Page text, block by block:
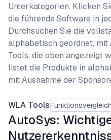
Unterkategorien. Klicken
die führende Software in
Durchsuchen Sie die
alphabetisch geordnet, mit
Tools, die oben angezeigt
listet die Produkte in
mit Ausnahme der
WLA ToolsFunktionsvergleich
AutoSys: